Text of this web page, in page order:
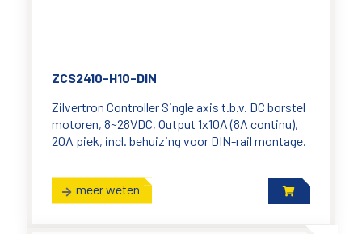
ZCS2410-H10-DIN
Zilvertron Controller Single axis t.b.v. DC borstel
motoren, 8~28VDC, Output 1x10A (8A continu),
20A piek, incl. behuizing voor DIN-rail montage.
meer weten